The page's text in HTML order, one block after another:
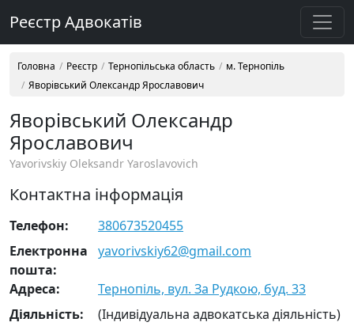
Реєстр Адвокатів
Головна Реєстр Тернопільська область
м. Тернопіль
Яворівський Олександр Ярославович
Яворівський Олександр
Ярославович
Yavorivskiy Oleksandr Yaroslavovich
Контактна інформація
Телефон:
380673520455
Електронна
пошта:
yavorivskiy62@gmail.com
Адреса:
Тернопіль, вул. За Рудкою, буд. 33
Діяльність:
(Індивідуальна адвокатська діяльність)